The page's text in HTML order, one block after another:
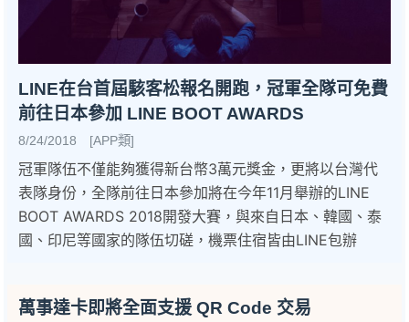
LINE在台首屆駭客松報名開跑，冠軍全隊可免費
前往日本參加 LINE BOOT AWARDS
8/24/2018 [APP類]
冠軍隊伍不僅能夠獲得新台幣3萬元獎金，更將以台灣代
表隊身份，全隊前往日本參加將在今年11月舉辦的LINE
BOOT AWARDS 2018開發大賽，與來自日本、韓國、泰
國、印尼等國家的隊伍切磋，機票住宿皆由LINE包辦
萬事達卡即將全面支援 QR Code 交易